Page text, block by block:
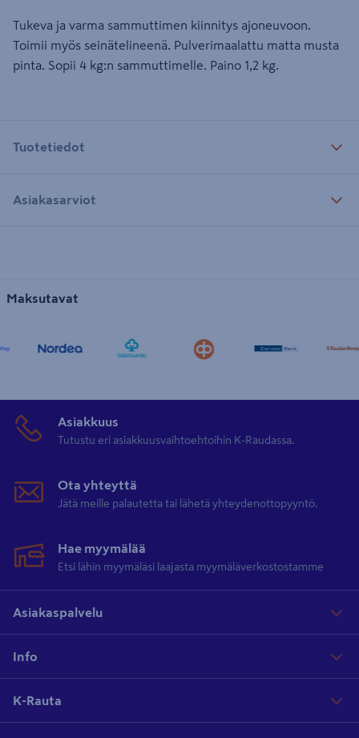
Tukeva ja varma sammuttimen kiinnitys ajoneuvoon.
Toimii myös seinätelineenä. Pulverimaalattu matta musta
pinta. Sopii 4 kg:n sammuttimelle. Paino 1,2 kg.
Tuotetiedot
Asiakasarviot
Maksutavat
Asiakkuus
Tutustu eri asiakkuusvaihtoehtoihin K-Raudassa.
Ota yhteyttä
Jätä meille palautetta tai lähetä yhteydenottopyyntö.
Hae myymälää
Etsi lähin myymäläsi laajasta myymäläverkostostamme
Asiakaspalvelu
Info
K-Rauta